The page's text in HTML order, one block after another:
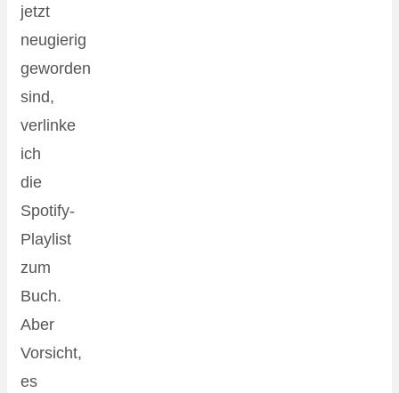
jetzt
neugierig
geworden
sind,
verlinke
ich
die
Spotify-
Playlist
zum
Buch.
Aber
Vorsicht,
es